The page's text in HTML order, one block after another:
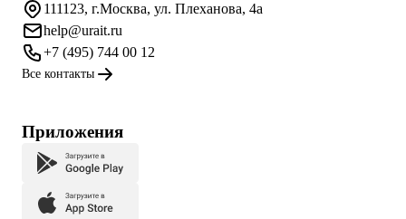
111123, г.Москва, ул. Плеханова, 4а
help@urait.ru
+7 (495) 744 00 12
Все контакты
Приложения